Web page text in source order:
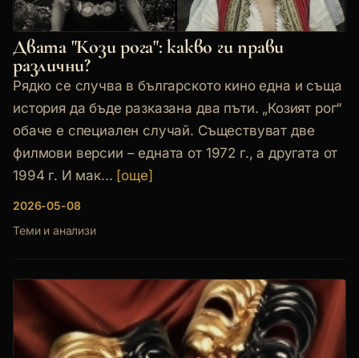
Двата "Кози рога": какво ги прави
различни?
Рядко се случва в българското кино една и съща
история да бъде разказана два пъти. „Козият рог“
обаче е специален случай. Съществуват две
филмови версии – едната от 1972 г., а другата от
1994 г. И мак... [още]
2026-05-08
Теми и анализи